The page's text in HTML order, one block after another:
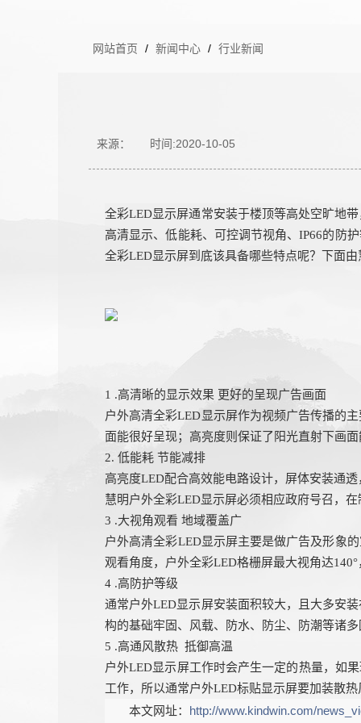
网站首页 / 新闻中心 / 行业新闻
来源： 时间:2020-10-05
全彩LED显示屏通常安装于楼顶等高处空旷地带
高清显示、低能耗、可控调节视角、IP66的防
全彩LED显示屏到底该具备哪些特点呢？下面
1 .高清晰的显示效果 更好的呈现广告画面
户外高清全彩LED显示屏作为视频广告传播的
面能很好呈现；高亮度则保证了阳光直射下画
2. 低能耗 节能减排
高亮度LED配合高效能电路设计，屏体安装通
慧明户外全彩LED显示屏必须相应政府号召，
3 .大视角观看 地域覆盖广
户外高清全彩LED显示屏主要是做广告及形象
观看角度， 户外全彩LED格栅屏最大视角达
4 .高防护等级
通常户外LED显示屏安装面积较大，且大多安
构的基础牢固、风载、防水、防尘、防潮等诸
5 .高通风散热 抵御高温
户外LED显示屏工作时会产生一定的热量，如
工作，所以通常户外LED标贴显示屏要加装散
本文网址： http://www.kindwin.com/